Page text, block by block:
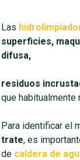
Las
superficies,
difusa,
residuos
que habitualmente
Para identificar el
trate, es
de caldera de